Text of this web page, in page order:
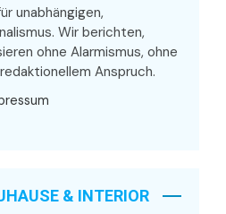
unabhängigen,
Wir berichten,
ohne Alarmismus, ohne
Anspruch.
& INTERIOR